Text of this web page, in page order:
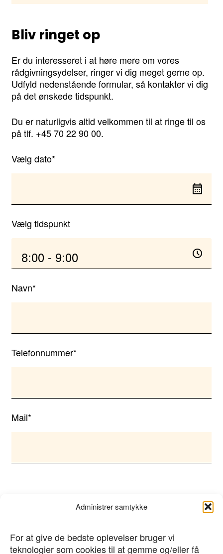
Administrer samtykke
For at give de bedste oplevelser bruger vi
teknologier som cookies til at gemme og/eller få
Bliv ringet op
Er du interesseret i at høre mere om vores
rådgivningsydelser, ringer vi dig meget gerne op.
Udfyld nedenstående formular, så kontakter vi dig
på det ønskede tidspunkt.
Du er naturligvis altid velkommen til at ringe til os
på tlf. +45 70 22 90 00.
Vælg dato*
‎Vælg tidspunkt
8:00 - 9:00
Navn*
Telefonnummer*
Mail*